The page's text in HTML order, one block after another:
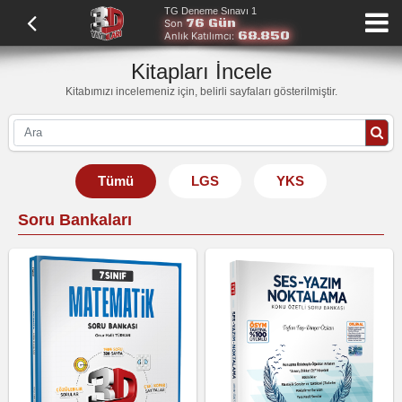
TG Deneme Sınavı 1
Son 76 Gün
Anlık Katılımcı: 68.850
Kitapları İncele
Kitabımızı incelemeniz için, belirli sayfaları gösterilmiştir.
Tümü LGS YKS
Soru Bankaları